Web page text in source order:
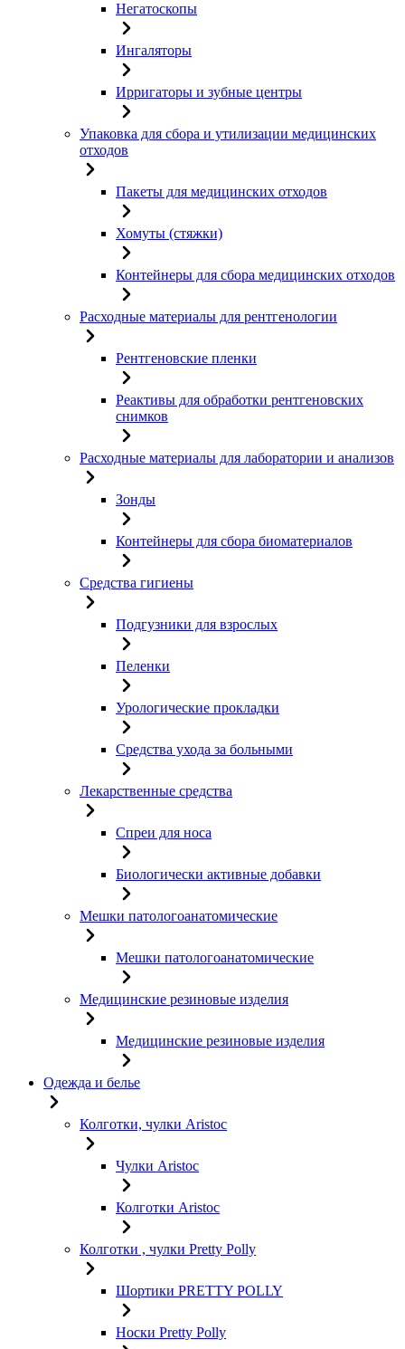
Негатоскопы
Ингаляторы
Ирригаторы и зубные центры
Упаковка для сбора и утилизации медицинских
отходов
Пакеты для медицинских отходов
Хомуты (стяжки)
Контейнеры для сбора медицинских отходов
Расходные материалы для рентгенологии
Рентгеновские пленки
Реактивы для обработки рентгеновских
снимков
Расходные материалы для лаборатории и анализов
Зонды
Контейнеры для сбора биоматериалов
Средства гигиены
Подгузники для взрослых
Пеленки
Урологические прокладки
Средства ухода за больными
Лекарственные средства
Спреи для носа
Биологически активные добавки
Мешки патологоанатомические
Мешки патологоанатомические
Медицинские резиновые изделия
Медицинские резиновые изделия
Одежда и белье
Колготки, чулки Aristoc
Чулки Aristoc
Колготки Aristoc
Колготки , чулки Pretty Polly
Шортики PRETTY POLLY
Носки Pretty Polly